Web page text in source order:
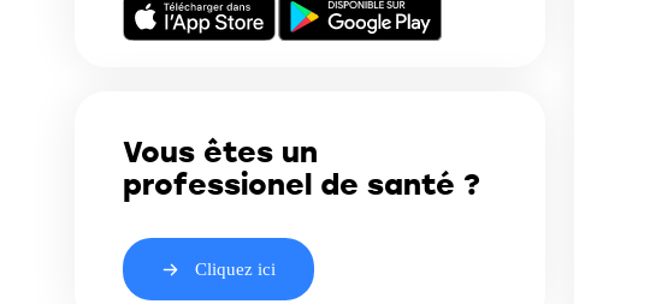
Vous êtes un
professionel de santé ?
Cliquez ici